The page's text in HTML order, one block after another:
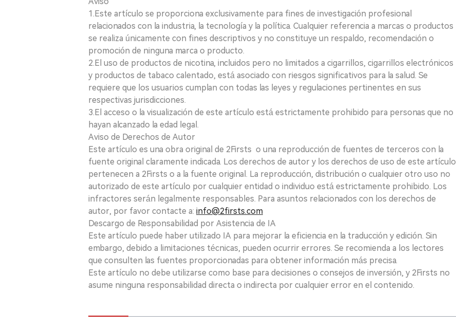
1.Este artículo se proporciona exclusivamente para fines de investigación profesional
relacionados con la industria, la tecnología y la política. Cualquier referencia a marcas o productos
se realiza únicamente con fines descriptivos y no constituye un respaldo, recomendación o
promoción de ninguna marca o producto.
2.El uso de productos de nicotina, incluidos pero no limitados a cigarrillos, cigarrillos electrónicos
y productos de tabaco calentado, está asociado con riesgos significativos para la salud. Se
requiere que los usuarios cumplan con todas las leyes y regulaciones pertinentes en sus
respectivas jurisdicciones.
3.El acceso o la visualización de este artículo está estrictamente prohibido para personas que no
hayan alcanzado la edad legal.
Aviso de Derechos de Autor
Este artículo es una obra original de 2Firsts o una reproducción de fuentes de terceros con la
fuente original claramente indicada. Los derechos de autor y los derechos de uso de este artículo
pertenecen a 2Firsts o a la fuente original. La reproducción, distribución o cualquier otro uso no
autorizado de este artículo por cualquier entidad o individuo está estrictamente prohibido. Los
infractores serán legalmente responsables. Para asuntos relacionados con los derechos de
autor, por favor contacte a: info@2firsts.com
Descargo de Responsabilidad por Asistencia de IA
Este artículo puede haber utilizado IA para mejorar la eficiencia en la traducción y edición. Sin
embargo, debido a limitaciones técnicas, pueden ocurrir errores. Se recomienda a los lectores
que consulten las fuentes proporcionadas para obtener información más precisa.
Este artículo no debe utilizarse como base para decisiones o consejos de inversión, y 2Firsts no
asume ninguna responsabilidad directa o indirecta por cualquier error en el contenido.